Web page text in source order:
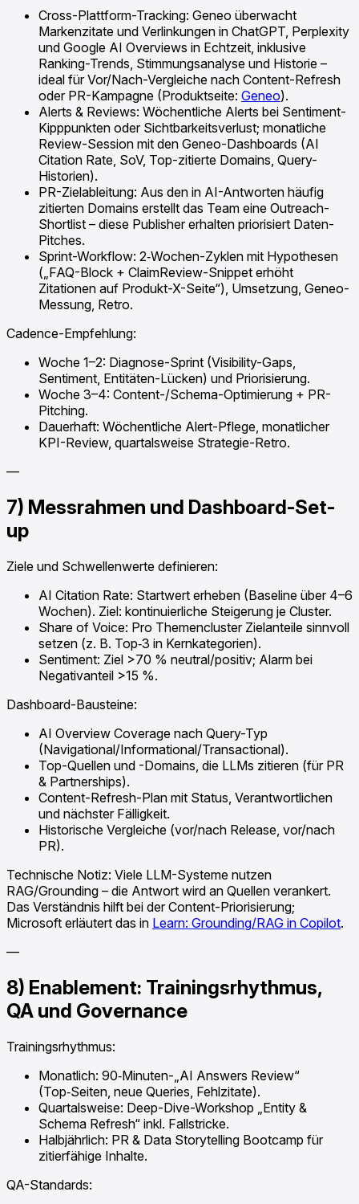
Cross-Plattform-Tracking: Geneo überwacht
Markenzitate und Verlinkungen in ChatGPT, Perplexity
und Google AI Overviews in Echtzeit, inklusive
Ranking-Trends, Stimmungsanalyse und Historie –
ideal für Vor/Nach-Vergleiche nach Content-Refresh
oder PR-Kampagne (Produktseite: Geneo).
Alerts & Reviews: Wöchentliche Alerts bei Sentiment-
Kipppunkten oder Sichtbarkeitsverlust; monatliche
Review-Session mit den Geneo-Dashboards (AI
Citation Rate, SoV, Top-zitierte Domains, Query-
Historien).
PR-Zielableitung: Aus den in AI-Antworten häufig
zitierten Domains erstellt das Team eine Outreach-
Shortlist – diese Publisher erhalten priorisiert Daten-
Pitches.
Sprint-Workflow: 2‑Wochen-Zyklen mit Hypothesen
(„FAQ-Block + ClaimReview-Snippet erhöht
Zitationen auf Produkt-X-Seite“), Umsetzung, Geneo-
Messung, Retro.
Cadence-Empfehlung:
Woche 1–2: Diagnose-Sprint (Visibility-Gaps,
Sentiment, Entitäten-Lücken) und Priorisierung.
Woche 3–4: Content-/Schema-Optimierung + PR-
Pitching.
Dauerhaft: Wöchentliche Alert-Pflege, monatlicher
KPI-Review, quartalsweise Strategie-Retro.
—
7) Messrahmen und Dashboard-Set-
up
Ziele und Schwellenwerte definieren:
AI Citation Rate: Startwert erheben (Baseline über 4–6
Wochen). Ziel: kontinuierliche Steigerung je Cluster.
Share of Voice: Pro Themencluster Zielanteile sinnvoll
setzen (z. B. Top‑3 in Kernkategorien).
Sentiment: Ziel >70 % neutral/positiv; Alarm bei
Negativanteil >15 %.
Dashboard-Bausteine:
AI Overview Coverage nach Query-Typ
(Navigational/Informational/Transactional).
Top-Quellen und -Domains, die LLMs zitieren (für PR
& Partnerships).
Content-Refresh-Plan mit Status, Verantwortlichen
und nächster Fälligkeit.
Historische Vergleiche (vor/nach Release, vor/nach
PR).
Technische Notiz: Viele LLM-Systeme nutzen
RAG/Grounding – die Antwort wird an Quellen verankert.
Das Verständnis hilft bei der Content-Priorisierung;
Microsoft erläutert das in Learn: Grounding/RAG in Copilot.
—
8) Enablement: Trainingsrhythmus,
QA und Governance
Trainingsrhythmus:
Monatlich: 90‑Minuten-„AI Answers Review“
(Top‑Seiten, neue Queries, Fehlzitate).
Quartalsweise: Deep-Dive-Workshop „Entity &
Schema Refresh“ inkl. Fallstricke.
Halbjährlich: PR & Data Storytelling Bootcamp für
zitierfähige Inhalte.
QA-Standards: